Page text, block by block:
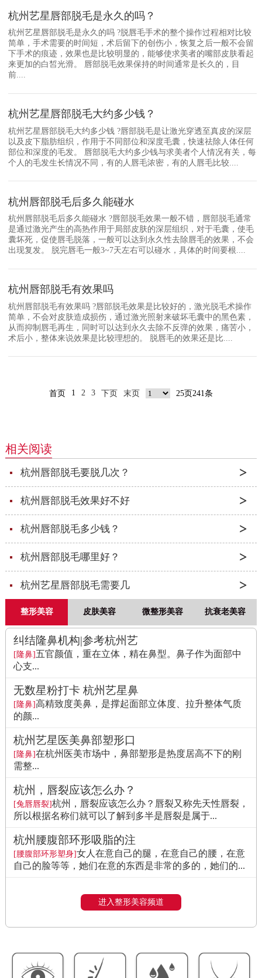
杭州艺星唇部脱毛是永久的吗？
杭州艺星唇部脱毛是永久的吗 ?脱唇毛手术的整个操作过程相对比较
简单，手术需要的时间短，术后留下的创伤小，恢复之后一般不会留
下手术的痕迹，效果也是比较明显的，能够使求美者的嘴部皮肤看起
来更加的白皙光滑。 唇部脱毛效果保持的时间通常是长久的，目
前....
杭州艺星唇部脱毛大约多少钱？
杭州艺星唇部脱毛大约多少钱 ?唇部脱毛是让激光穿透至真皮的深层
以及皮下脂肪组织，作用于不同部位和深度毛囊，快速祛除人体任何
部位和深度的毛发。 唇部脱毛大约多少钱与求美者个人情况有关，每
个人的毛发生长情况不同，有的人唇毛浓密，有的人唇毛比较....
杭州唇部脱毛后多久能碰水
杭州唇部脱毛后多久能碰水 ?唇部脱毛效果一般不错，唇部脱毛通常
是通过激光产生的高热作用于局部皮肤的深层组织，对于毛囊，使毛
囊坏死，促使唇毛脱落，一般可以达到永久性去除唇毛的效果，不会
出现复发。 脱完唇毛一般3~7天左右可以碰水，具体的时间要根....
杭州唇部脱毛有效果吗
杭州唇部脱毛有效果吗 ?唇部脱毛效果是比较好的，激光脱毛术操作
简单，不会对皮肤造成损伤，通过激光照射来破坏毛囊中的黑色素，
从而抑制唇毛再生，同时可以达到永久去除不反弹的效果，痛苦小，
术后小，整体来说效果是比较理想的。 脱唇毛的效果还是比....
首页 1 2 3 下页 末页 25页241条
相关阅读
杭州唇部脱毛要脱几次？
杭州唇部脱毛效果好不好
杭州唇部脱毛多少钱？
杭州唇部脱毛哪里好？
杭州艺星唇部脱毛需要几
整形美容 皮肤美容 微整形美容 抗衰老美容
纠结隆鼻机构|参考杭州艺
[隆鼻]五官颜值，重在立体，精在鼻型。鼻子作为面部中
心支...
无数星粉打卡 杭州艺星鼻
[隆鼻]高精致度美鼻，是撑起面部立体度、拉升整体气质
的颜...
杭州艺星医美鼻部塑形口
[隆鼻]在杭州医美市场中，鼻部塑形是热度居高不下的刚
需整...
杭州，唇裂应该怎么办？
[兔唇唇裂]杭州，唇裂应该怎么办？唇裂又称先天性唇裂，
所以根据名称们就可以了解到多半是唇裂是属于...
杭州腰腹部环形吸脂的注
[腰腹部环形塑身]女人在意自己的腿，在意自己的腰，在意
自己的脸等等，她们在意的东西是非常的多的，她们的...
进入整形美容频道